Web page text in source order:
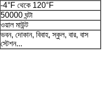
-4°F থেকে 120°F
50000 ঘন্টা
ওয়াল মাউন্ট
ভবন, দোকান, বিবাহ, স্কুল, বার, বাস
স্টেশন...